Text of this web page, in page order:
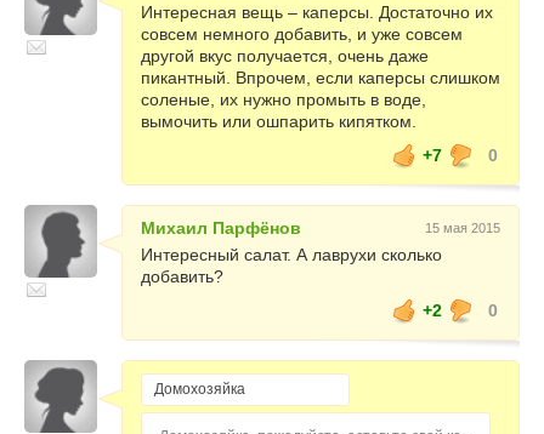
Интересная вещь – каперсы. Достаточно их
совсем немного добавить, и уже совсем
другой вкус получается, очень даже
пикантный. Впрочем, если каперсы слишком
соленые, их нужно промыть в воде,
вымочить или ошпарить кипятком.
+7
0
Михаил Парфёнов 15 мая 2015
Интересный салат. А лаврухи сколько
добавить?
+2
0